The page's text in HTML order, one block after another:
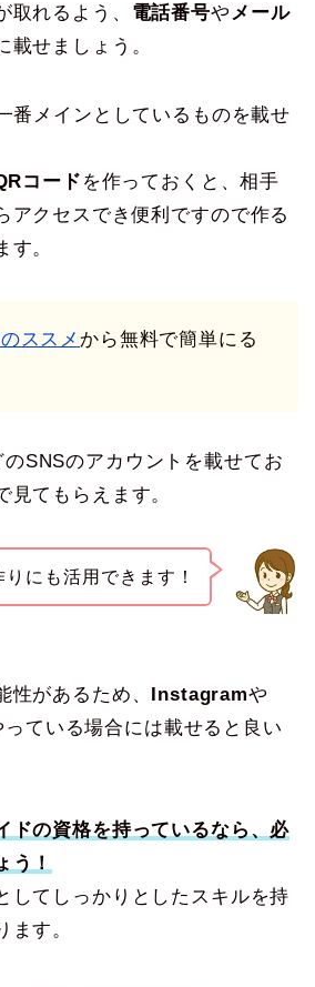
取れるよう、 電話番号やメール
載せましょう。
番メインとしているものを載せ
コード を作っておくと、相手
アクセスでき便利ですので作る
す。
ススメ から無料で簡単にる
SNSのアカウントを載せてお
見てもらえます。
りにも活用できます！
性があるため、 Instagramや
っている場合には載せると良い
ドの資格を持っているなら、必
う！
してしっかりとしたスキルを持
ます。